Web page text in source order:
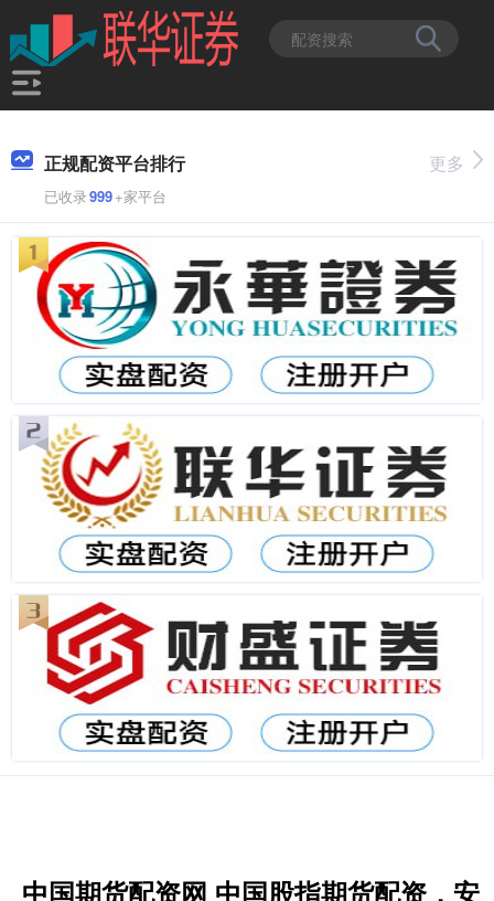
正规配资平台排行
已收录999+家平台
更多
中国期货配资网 中国股指期货配资，安